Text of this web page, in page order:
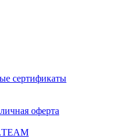
сертификаты
оферта